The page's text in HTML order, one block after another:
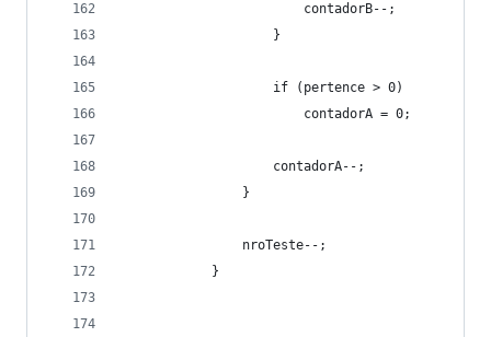
                        contadorB--;
                    }
                    if (pertence > 0)
contadorA = 0;
                    contadorA--;
                }
                nroTeste--;
            }